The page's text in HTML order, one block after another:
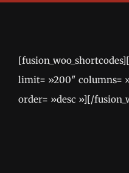
limit= »200″ columns=
order= »desc »][/